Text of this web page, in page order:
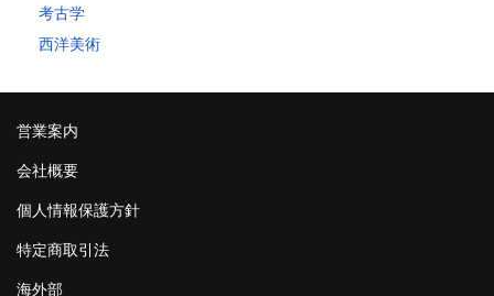
考古学
西洋美術
営業案内
会社概要
個人情報保護方針
特定商取引法
海外部